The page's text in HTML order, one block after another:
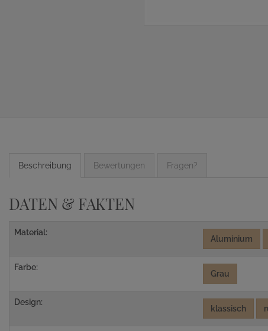
Beschreibung Bewertungen Fragen?
DATEN & FAKTEN
Material:
Aluminium
Farbe:
Grau
Design:
klassisch